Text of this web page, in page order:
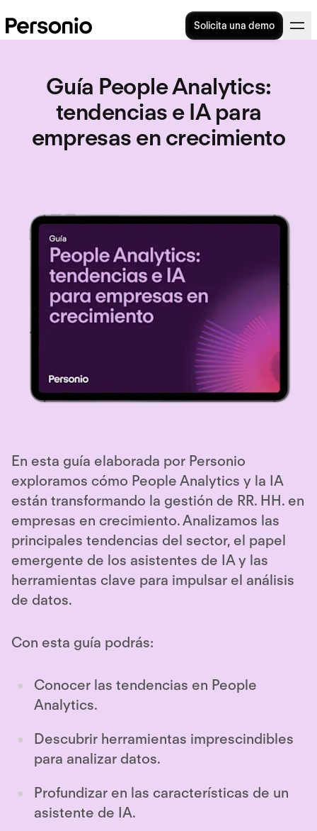
Solicita una demo
Guía People Analytics:
tendencias e IA para
empresas en crecimiento
En esta guía elaborada por Personio
exploramos cómo People Analytics y la IA
están transformando la gestión de RR. HH. en
empresas en crecimiento. Analizamos las
principales tendencias del sector, el papel
emergente de los asistentes de IA y las
herramientas clave para impulsar el análisis
de datos.
Con esta guía podrás:
Conocer las tendencias en People
Analytics.
Descubrir herramientas imprescindibles
para analizar datos.
Profundizar en las características de un
asistente de IA.